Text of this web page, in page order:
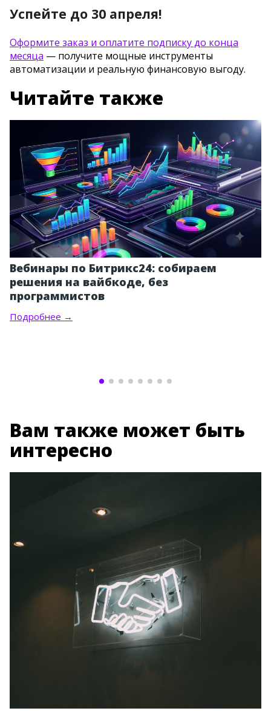
Успейте до 30 апреля!
Оформите заказ и оплатите подписку до конца
месяца — получите мощные инструменты
автоматизации и реальную финансовую выгоду.
Читайте также
Вебинары по Битрикс24: собираем
решения на вайбкоде, без
программистов
Подробнее →
Вам также может быть
интересно